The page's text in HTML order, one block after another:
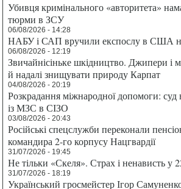
Убивця кримінального «авторитета»
тюрми в ЗСУ
06/08/2026 - 14:28
НАБУ і САП вручили експослу в США
06/08/2026 - 12:19
Звичайнісіньке шкідництво. Джипери і
й надалі знищувати природу Карпат
04/08/2026 - 20:19
Розкрадання міжнародної допомоги: суд
із МЗС в СІЗО
03/08/2026 - 20:43
Російські спецслужби переконали
командира 2-го корпусу Нацгвардії
31/07/2026 - 19:45
Не тільки «Скеля». Страх і ненависть
31/07/2026 - 18:19
Український гросмейстер Ігор